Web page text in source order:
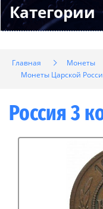
Категории
Главная Монеты
Монеты Царской
Россия 3